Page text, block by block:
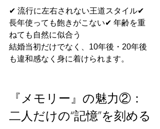
✔ 流行に左右されない王道スタイル✔
長年使っても飽きがこない✔ 年齢を重
ねても自然に似合う
結婚当初だけでなく、10年後・20年後
も違和感なく身に着けられます。
『メモリー』の魅力②：
二人だけの“記憶”を刻める